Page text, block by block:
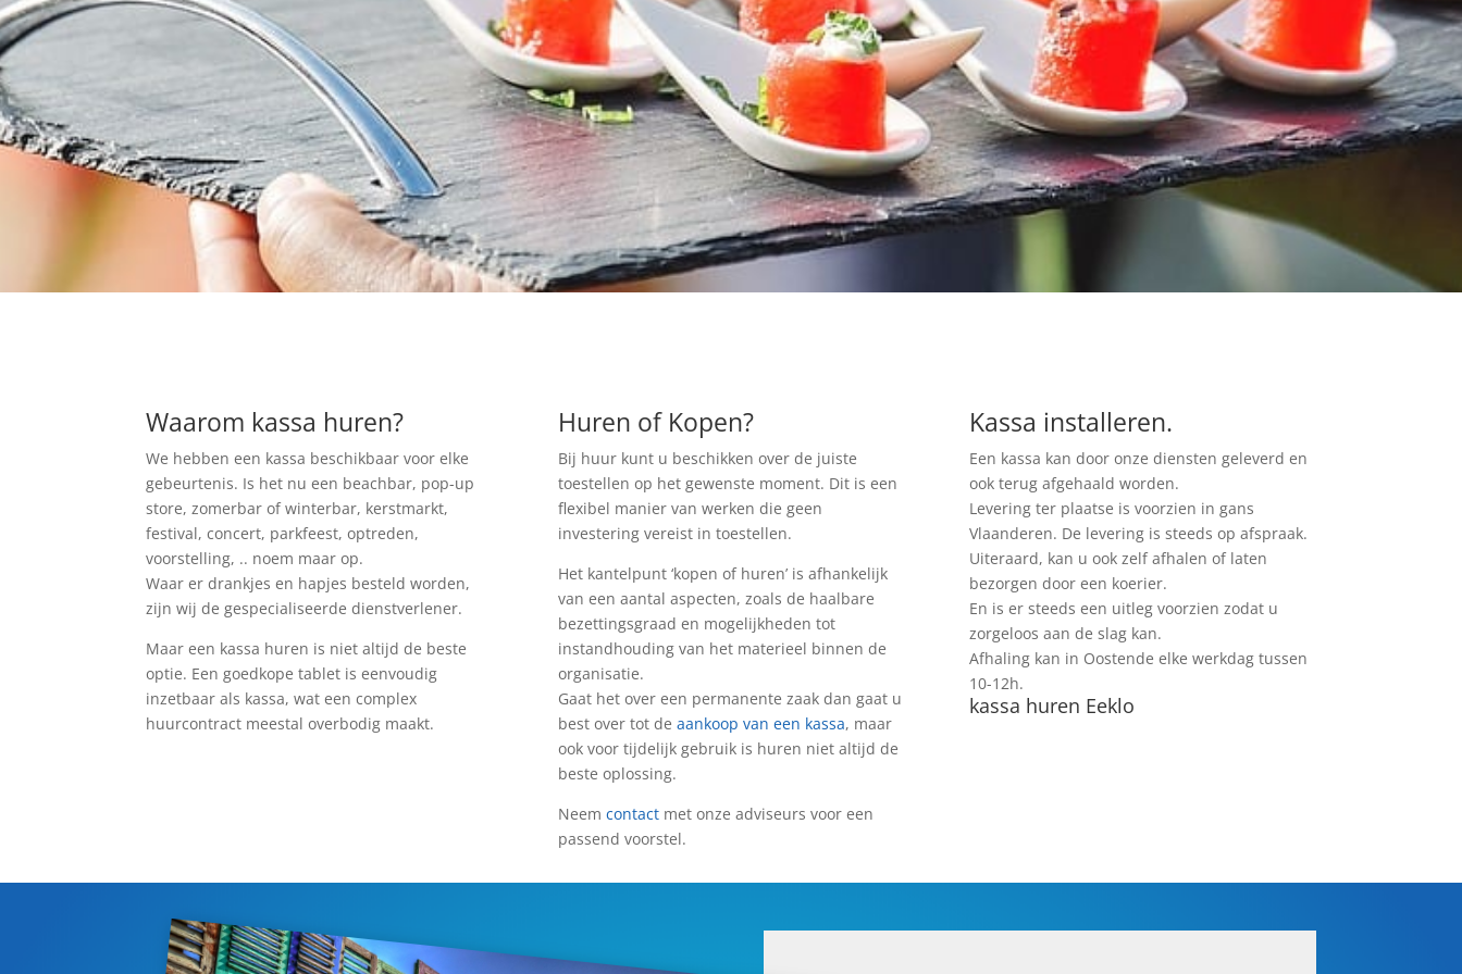
Waarom kassa huren?
We hebben een kassa beschikbaar voor elke
gebeurtenis. Is het nu een beachbar, pop-up
store, zomerbar of winterbar, kerstmarkt,
festival, concert, parkfeest, optreden,
voorstelling, .. noem maar op.
Waar er drankjes en hapjes besteld worden,
zijn wij de gespecialiseerde dienstverlener.
Maar een kassa huren is niet altijd de beste
optie. Een goedkope tablet is eenvoudig
inzetbaar als kassa, wat een complex
huurcontract meestal overbodig maakt.
Huren of Kopen?
Bij huur kunt u beschikken over de juiste
toestellen op het gewenste moment. Dit is een
flexibel manier van werken die geen
investering vereist in toestellen.
Het kantelpunt ‘kopen of huren’ is afhankelijk
van een aantal aspecten, zoals de haalbare
bezettingsgraad en mogelijkheden tot
instandhouding van het materieel binnen de
organisatie.
Gaat het over een permanente zaak dan gaat u
best over tot de aankoop van een kassa, maar
ook voor tijdelijk gebruik is huren niet altijd de
beste oplossing.
Neem contactmet onze adviseurs voor een
passend voorstel.
Kassa installeren.
Een kassa kan door onze diensten geleverd en
ook terug afgehaald worden.
Levering ter plaatse is voorzien in gans
Vlaanderen. De levering is steeds op afspraak.
Uiteraard, kan u ook zelf afhalen of laten
bezorgen door een koerier.
En is er steeds een uitleg voorzien zodat u
zorgeloos aan de slag kan.
Afhaling kan in Oostende elke werkdag tussen
10-12h.
kassa huren Eeklo